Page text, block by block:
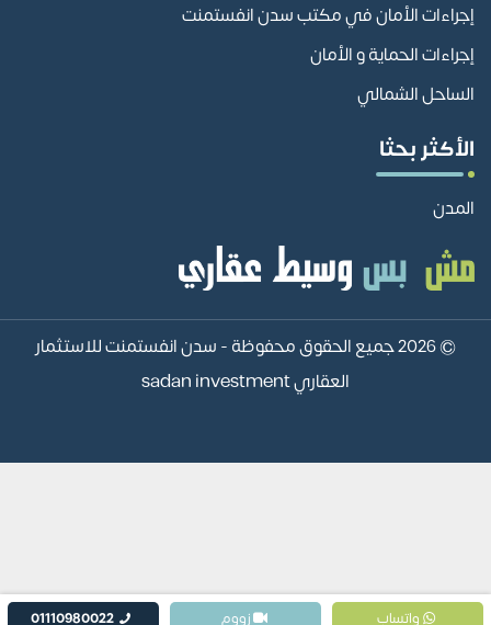
إجراءات الأمان في مكتب سدن انفستمنت
إجراءات الحماية و الأمان
الساحل الشمالي
الأكثر بحثا
المدن
© 2026 جميع الحقوق محفوظة -
سدن انفستمنت للاستثمار
العقاري sadan investment
واتساب 01110980022 زووم